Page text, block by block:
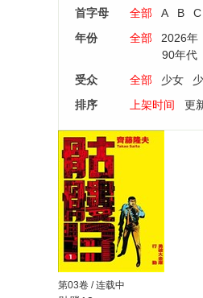
首字母
全部 A B C
年份
全部 2026年
90年代
受众
全部 少女
排序
上架时间 更
第03卷 / 连载中